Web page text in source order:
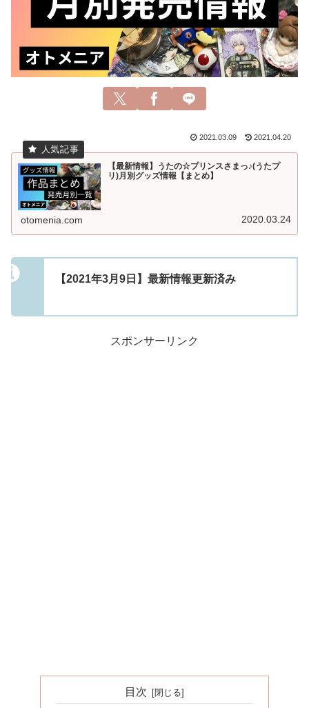
2021.03.09 2021.04.20
【最新情報】うたの☆プリンスさまっ♪(うたプ
リ)月別グッズ情報【まとめ】
otomenia.com 2020.03.24
【2021年3月9日】最新情報更新済み
スポンサーリンク
目次